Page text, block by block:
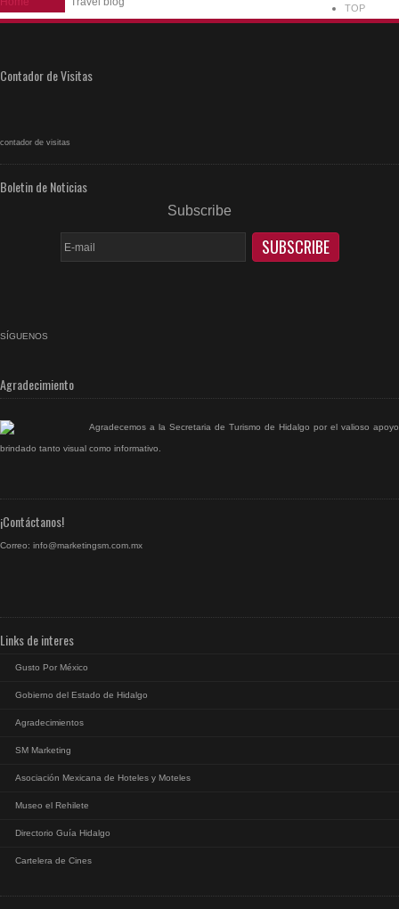
TOP
Contador de Visitas
contador de visitas
Boletin de Noticias
Subscribe
SÍGUENOS
Agradecimiento
Agradecemos a la Secretaria de Turismo de Hidalgo por el valioso apoyo
brindado tanto visual como informativo.
¡Contáctanos!
Correo: info@marketingsm.com.mx
Links de interes
Gusto Por México
Gobierno del Estado de Hidalgo
Agradecimientos
SM Marketing
Asociación Mexicana de Hoteles y Moteles
Museo el Rehilete
Directorio Guía Hidalgo
Cartelera de Cines